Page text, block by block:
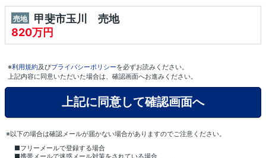
売地
甲斐市玉川 売地
820万円
※利用規約及びプライバシーポリシーを必ずお読みください。
上記内容に同意いただいた場合は、確認画面へお進みください。
※以下の場合は確認メールが届かない場合がありますのでご注意ください。
■フリーメールで登録する場合
■携帯メールで迷惑メール対策をされている場合